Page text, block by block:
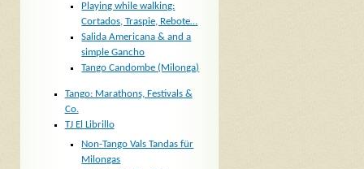
Playing while walking:
Cortados, Traspie, Rebote…
Salida Americana & and a
simple Gancho
Tango Candombe (Milonga)
Tango: Marathons, Festivals &
Co.
TJ El Librillo
Non-Tango Vals Tandas für
Milongas